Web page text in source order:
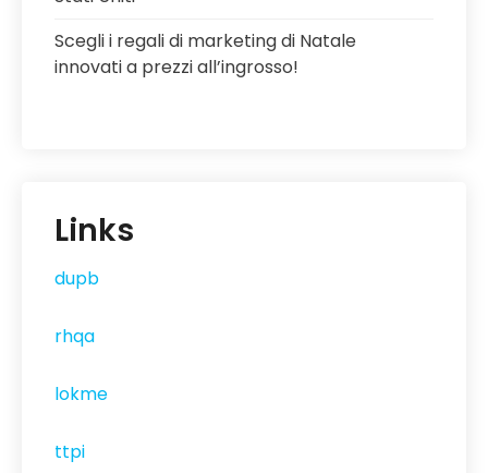
Scegli i regali di marketing di Natale
innovati a prezzi all’ingrosso!
Links
dupb
rhqa
lokme
ttpi